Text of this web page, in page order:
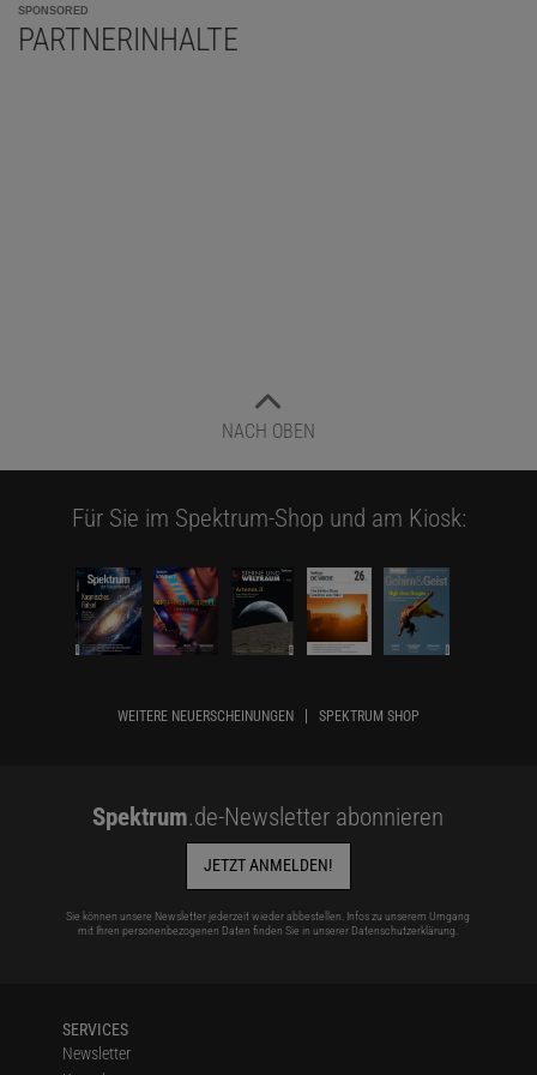
SPONSORED
PARTNERINHALTE
NACH OBEN
Für Sie im Spektrum-Shop und am Kiosk:
WEITERE NEUERSCHEINUNGEN SPEKTRUM SHOP
Spektrum.de-Newsletter abonnieren
JETZT ANMELDEN!
Sie können unsere Newsletter jederzeit wieder abbestellen. Infos zu unserem Umgang
mit Ihren personenbezogenen Daten finden Sie in unserer Datenschutzerklärung
SERVICES
Newsletter